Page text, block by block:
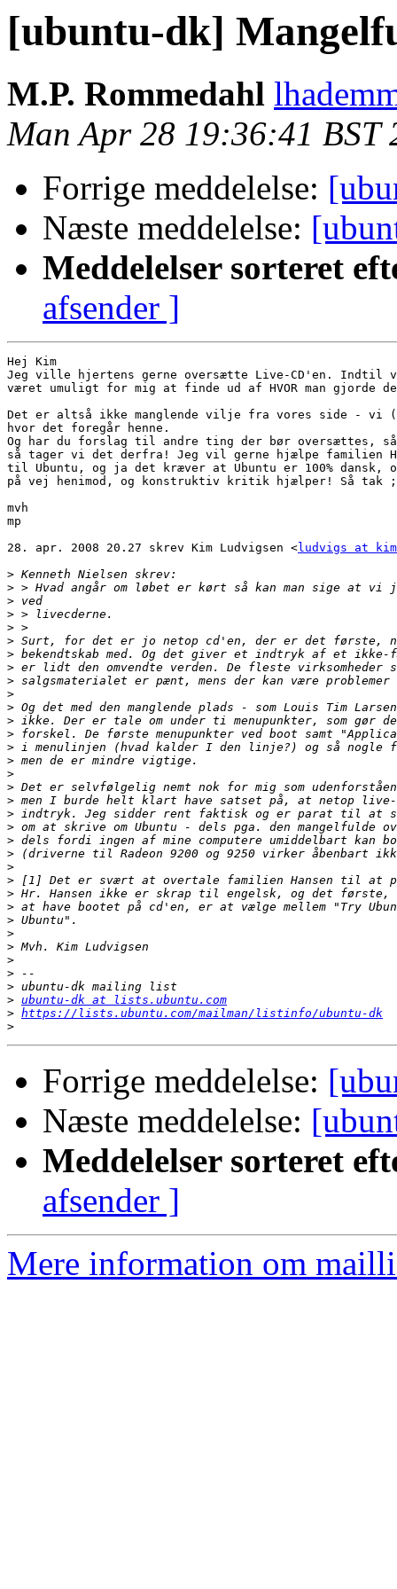
[ubuntu-dk]
M.P. Rommedahl
Man Apr 28 19:36:41 BST
Forrige meddelelse:
Næste meddelelse:
Meddelelser sorteret
afsender ]
Hej Kim
Jeg ville hjertens gerne oversætte Live-CD'en. Indtil
været umuligt for mig at finde ud af HVOR man gjorde
Det er altså ikke manglende vilje fra vores side - vi
hvor det foregår henne.
Og har du forslag til andre ting der bør oversættes,
så tager vi det derfra! Jeg vil gerne hjælpe familien
til Ubuntu, og ja det kræver at Ubuntu er 100% dansk,
på vej henimod, og konstruktiv kritik hjælper! Så tak
mvh
mp
28. apr. 2008 20.27 skrev Kim Ludvigsen <ludvigs at
>
>
>
>
>
>
>
>
>
>
>
>
>
>
>
>
>
>
>
>
>
>
>
>
>
>
>
>
>
>
>
>
> ubuntu-dk at lists.ubuntu.com
> https://lists.ubuntu.com/mailman/listinfo/ubuntu-dk
>
Forrige meddelelse:
Næste meddelelse:
Meddelelser sorteret
afsender ]
Mere information om